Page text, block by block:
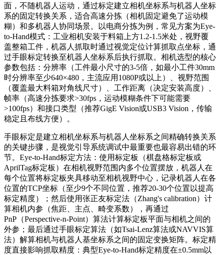
面，不随机器人运动，通过标定建立相机坐标系与机器人坐标
系的固定转换关系，适合高速分拣（相机固定避免了运动模
糊）和多机器人协同场景。以电商分拣为例，常见方案为Eye-
to-Hand模式：工业相机安装于料箱上方1.2-1.5米处，视野覆
盖整箱工件，机器人抓取时通过视觉定位计算抓取点坐标，通
过手眼标定转换至机器人坐标系后执行抓取。相机选型的核心
参数包括：分辨率（工件最小尺寸的3-5倍，如最小工件30mm
时分辨率至少640×480，主流应用1080P或以上）、视野范围
（覆盖最大料箱对角线尺寸）、工作距离（决定安装高度）、
帧率（高速分拣要求>30fps，运动模糊条件下可能需要
>100fps）和接口类型（推荐GigE Vision或USB3 Vision，传输
稳定且布线方便）。
手眼标定是建立相机坐标系与机器人坐标系之间精确转换关系
的关键步骤，是视觉引导系统调试中最重要也最容易出错的环
节。Eye-to-Hand标定方法：使用标定板（棋盘格标定板或
AprilTag标定板）在相机视野范围内多个位置摆放，机器人在
每个位置将标定板夹具移动至相机视野中心，记录机器人在各
位置的TCP坐标（至少9个不同位置，推荐20-30个位置以提高
标定精度）；然后使用张正友标定法（Zhang's calibration）计
算相机内参（焦距、主点、畸变系数），再通过
PnP（Perspective-n-Point）算法计算标定板平面与相机之间的
外参；最后通过手眼标定算法（如Tsai-Lenz算法或NAVVIS算
法）解算相机与机器人基坐标系之间的固定变换矩阵。标定精
度直接影响抓取精度：典型Eye-to-Hand标定精度在±0.5mm以